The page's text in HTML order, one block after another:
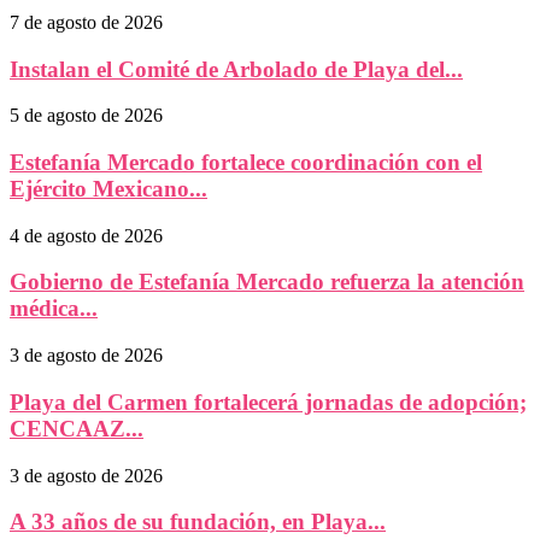
7 de agosto de 2026
Instalan el Comité de Arbolado de Playa del...
5 de agosto de 2026
Estefanía Mercado fortalece coordinación con el
Ejército Mexicano...
4 de agosto de 2026
Gobierno de Estefanía Mercado refuerza la atención
médica...
3 de agosto de 2026
Playa del Carmen fortalecerá jornadas de adopción;
CENCAAZ...
3 de agosto de 2026
A 33 años de su fundación, en Playa...